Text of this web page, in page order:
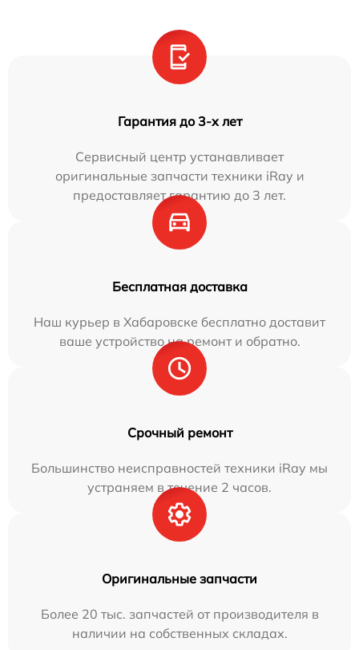
Гарантия до 3-х лет
Сервисный центр устанавливает
оригинальные запчасти техники iRay и
предоставляет гарантию до 3 лет.
Бесплатная доставка
Наш курьер в Хабаровске бесплатно доставит
ваше устройство на ремонт и обратно.
Срочный ремонт
Большинство неисправностей техники iRay мы
устраняем в течение 2 часов.
Оригинальные запчасти
Более 20 тыс. запчастей от производителя в
наличии на собственных складах.